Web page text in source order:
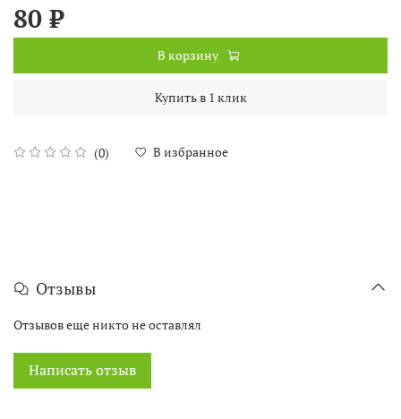
(0) В избранное
80 ₽
В корзину
Купить в 1 клик
Отзывы
Отзывов еще никто не оставлял
Написать отзыв